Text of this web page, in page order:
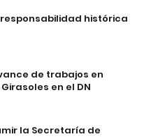
responsabilidad histórica
de trabajos en
en el DN
la Secretaría de